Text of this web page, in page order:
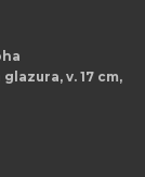
v. 17 cm,